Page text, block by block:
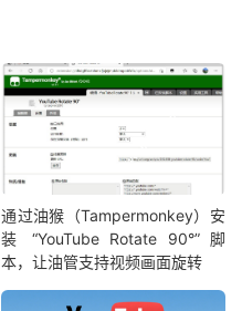
通过油猴（Tampermonkey）安
装 “YouTube Rotate 90°” 脚
本，让油管支持视频画面旋转